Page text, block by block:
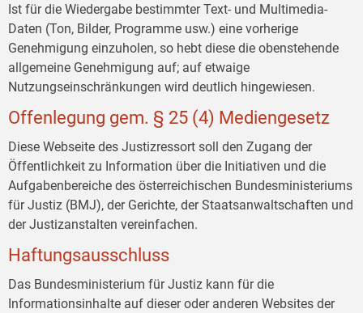
Ist für die Wiedergabe bestimmter Text- und Multimedia-
Daten (Ton, Bilder, Programme usw.) eine vorherige
Genehmigung einzuholen, so hebt diese die obenstehende
allgemeine Genehmigung auf; auf etwaige
Nutzungseinschränkungen wird deutlich hingewiesen.
Offenlegung gem. § 25 (4) Mediengesetz
Diese Webseite des Justizressort soll den Zugang der
Öffentlichkeit zu Information über die Initiativen und die
Aufgabenbereiche des österreichischen Bundesministeriums
für Justiz (BMJ), der Gerichte, der Staatsanwaltschaften und
der Justizanstalten vereinfachen.
Haftungsausschluss
Das Bundesministerium für Justiz kann für die
Informationsinhalte auf dieser oder anderen Websites der